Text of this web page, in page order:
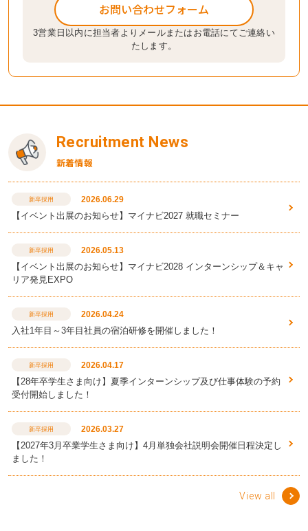
お問い合わせフォーム
3営業日以内に担当者よりメールまたはお電話にてご連絡い
たします。
Recruitment News
新着情報
新卒採用 2026.06.29
【イベント出展のお知らせ】マイナビ2027 就職セミナー
新卒採用 2026.05.13
【イベント出展のお知らせ】マイナビ2028 インターンシップ＆キャ
リア発見EXPO
新卒採用 2026.04.24
入社1年目～3年目社員の宿泊研修を開催しました！
新卒採用 2026.04.17
【28年卒学生さま向け】夏季インターンシップ及び仕事体験の予約
受付開始しました！
新卒採用 2026.03.27
【2027年3月卒業学生さま向け】4月単独会社説明会開催日程決定し
ました！
View all